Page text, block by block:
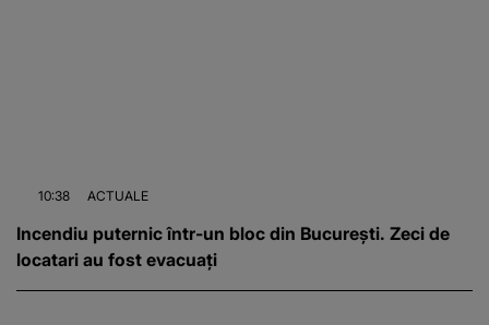
10:38 ACTUALE
Incendiu puternic într-un bloc din București. Zeci de
locatari au fost evacuați